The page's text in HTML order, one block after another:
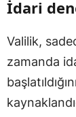
İdari
Valilik,
zamanda